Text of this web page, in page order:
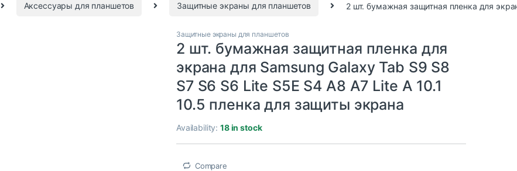
Аксессуары для планшетов Защитные экраны для планшетов 2 шт. бумажная защитная пленка для
Защитные экраны для планшетов
2 шт. бумажная защитная пленка для
экрана для Samsung Galaxy Tab S9 S8
S7 S6 S6 Lite S5E S4 A8 A7 Lite A 10.1
10.5 пленка для защиты экрана
Availability:18 in stock
Compare